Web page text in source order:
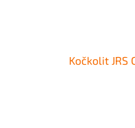
Kočkolit JRS